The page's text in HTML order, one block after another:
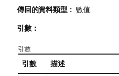
傳回的資料類型： 數值
引數：
引數
引數 描述